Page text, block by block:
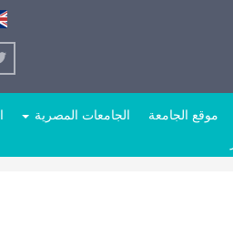
موقع الجامعة الجامعات المصرية